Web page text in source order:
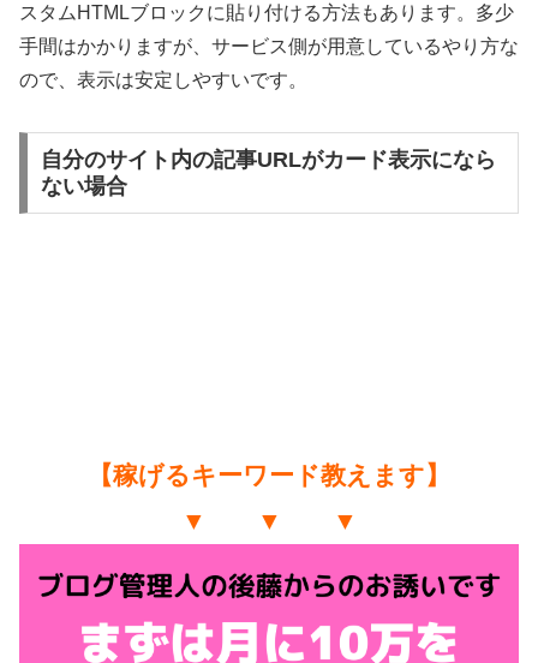
スタムHTMLブロックに貼り付ける方法もあります。多少
手間はかかりますが、サービス側が用意しているやり方な
ので、表示は安定しやすいです。
自分のサイト内の記事URLがカード表示になら
ない場合
【稼げるキーワード教えます】
▼ ▼ ▼